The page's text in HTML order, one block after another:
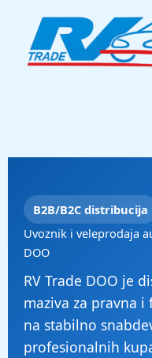
content
B2B/B2C distribucija
Uvoznik i veleprodaja
DOO
RV Trade DOO je
maziva za pravna i
na stabilno
profesionalnih